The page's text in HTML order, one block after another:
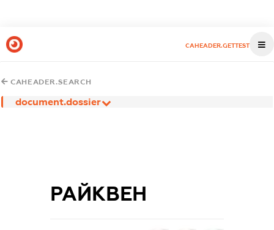
CAHEADER.GETTEST
CAHEADER.SEARCH
document.dossier
РАЙКВЕН